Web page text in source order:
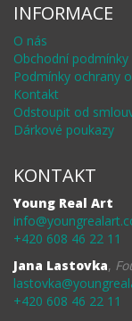
INFORMACE
O nás
Obchodní podmínky
Podmínky ochrany
Kontakt
Odstoupit od
Dárkové poukazy
KONTAKT
Young Real Art
+420 608 46 22 11
Jana Lastovka,
+420 608 46 22 11